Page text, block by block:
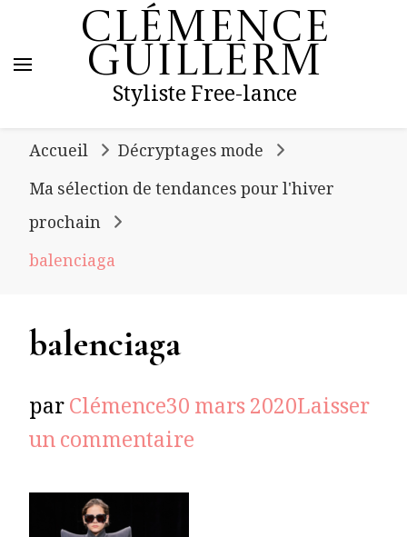
Clémence
Guillerm
Styliste Free-lance
Accueil
Décryptages mode
Ma sélection de tendances pour l'hiver
prochain
balenciaga
balenciaga
parClémence30 mars 2020Laisser
un commentaire